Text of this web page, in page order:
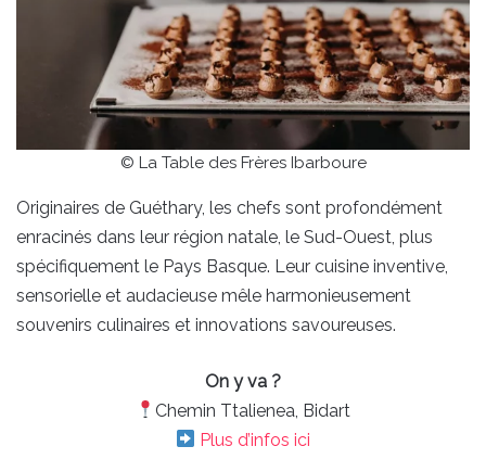
© La Table des Frères Ibarboure
Originaires de Guéthary, les chefs sont profondément
enracinés dans leur région natale, le Sud-Ouest, plus
spécifiquement le Pays Basque. Leur cuisine inventive,
sensorielle et audacieuse mêle harmonieusement
souvenirs culinaires et innovations savoureuses.
On y va ?
Chemin Ttalienea, Bidart
Plus d’infos ici